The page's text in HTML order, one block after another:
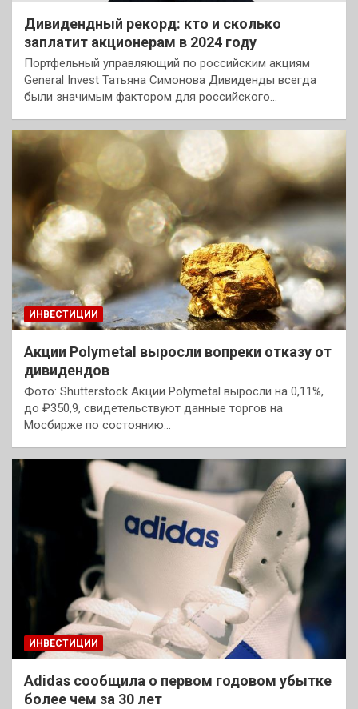
Дивидендный рекорд: кто и сколько
заплатит акционерам в 2024 году
Портфельный управляющий по российским акциям
General Invest Татьяна Симонова Дивиденды всегда
были значимым фактором для российского…
ИНВЕСТИЦИИ
Акции Polymetal выросли вопреки отказу от
дивидендов
Фото: Shutterstock Акции Polymetal выросли на 0,11%,
до ₽350,9, свидетельствуют данные торгов на
Мосбирже по состоянию…
ИНВЕСТИЦИИ
Adidas сообщила о первом годовом убытке
более чем за 30 лет